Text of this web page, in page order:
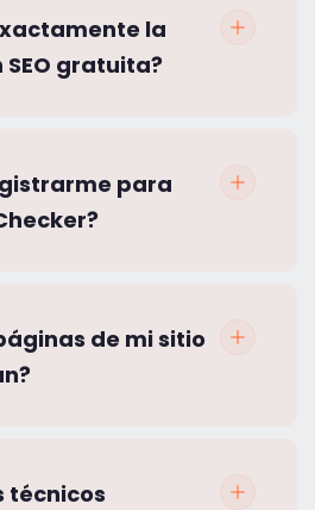
la
gratuita?
para
de mi sitio
técnicos